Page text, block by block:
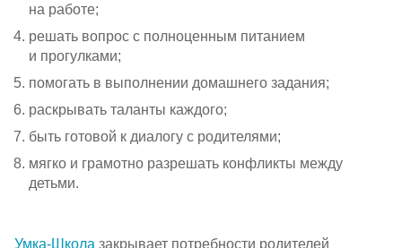
на работе;
решать вопрос с полноценным питанием
и прогулками;
помогать в выполнении домашнего задания;
раскрывать таланты каждого;
быть готовой к диалогу с родителями;
мягко и грамотно разрешать конфликты между
детьми.
Умка-Школа закрывает потребности родителей